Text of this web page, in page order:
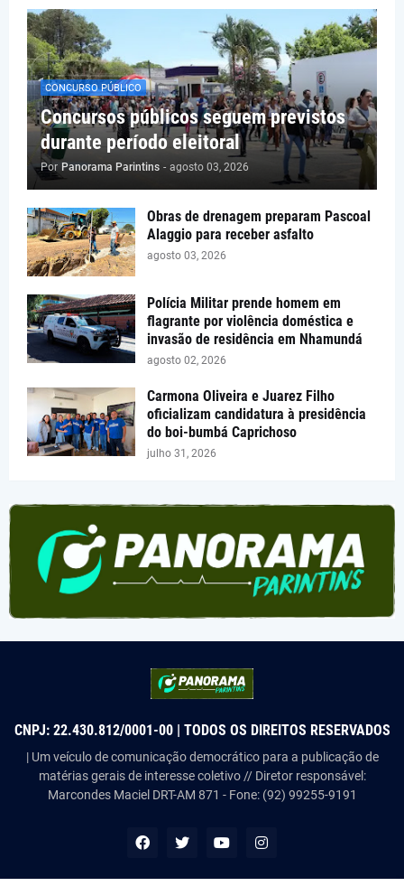
CONCURSO PÚBLICO
Concursos públicos seguem previstos
durante período eleitoral
Por Panorama Parintins - agosto 03, 2026
Obras de drenagem preparam Pascoal
Alaggio para receber asfalto
agosto 03, 2026
Polícia Militar prende homem em
flagrante por violência doméstica e
invasão de residência em Nhamundá
agosto 02, 2026
Carmona Oliveira e Juarez Filho
oficializam candidatura à presidência
do boi-bumbá Caprichoso
julho 31, 2026
CNPJ: 22.430.812/0001-00 | TODOS OS DIREITOS RESERVADOS
| Um veículo de comunicação democrático para a publicação de
matérias gerais de interesse coletivo // Diretor responsável:
Marcondes Maciel DRT-AM 871 - Fone: (92) 99255-9191